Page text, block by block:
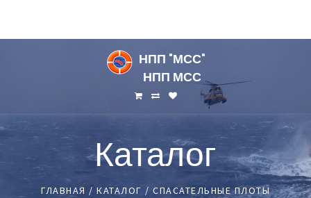
НПП "МСС"
НПП МСС
Каталог
ГЛАВНАЯ / КАТАЛОГ / СПАСАТЕЛЬНЫЕ ПЛОТЫ